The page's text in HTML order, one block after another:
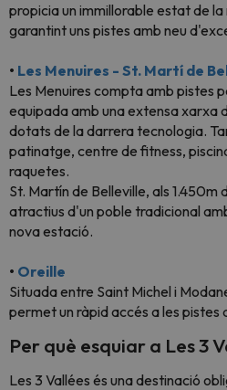
propicia un immillorable estat de
garantint uns pistes amb neu
• Les Menuires - St. Martí de
Les Menuires compta amb pistes
equipada amb una extensa xarxa
dotats de la darrera tecnologia.
patinatge, centre de fitness,
raquetes.
St. Martín de Belleville, als 1.450m
atractius d'un poble tradicional
nova estació.
• Oreille
Situada entre Saint Michel i
permet un ràpid accés a les pistes
Per què esquiar a Les 3
Les 3 Vallées és una destinació